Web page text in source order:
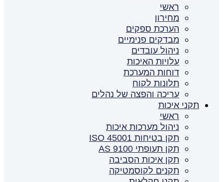
ראשי
מחירון
הערכת ספקים
מבדקים פנימיים
ניהול עובדים
עלויות האיכות
דוחות המערכת
תלונות לקוח
עריכה והפצה של נהלים
תקני איכות
ראשי
ניהול מערכות איכות
תקן בטיחות ISO 45001
תקן תעופתי AS 9100
תקן איכות הסביבה
תקנים לקוסמטיקה